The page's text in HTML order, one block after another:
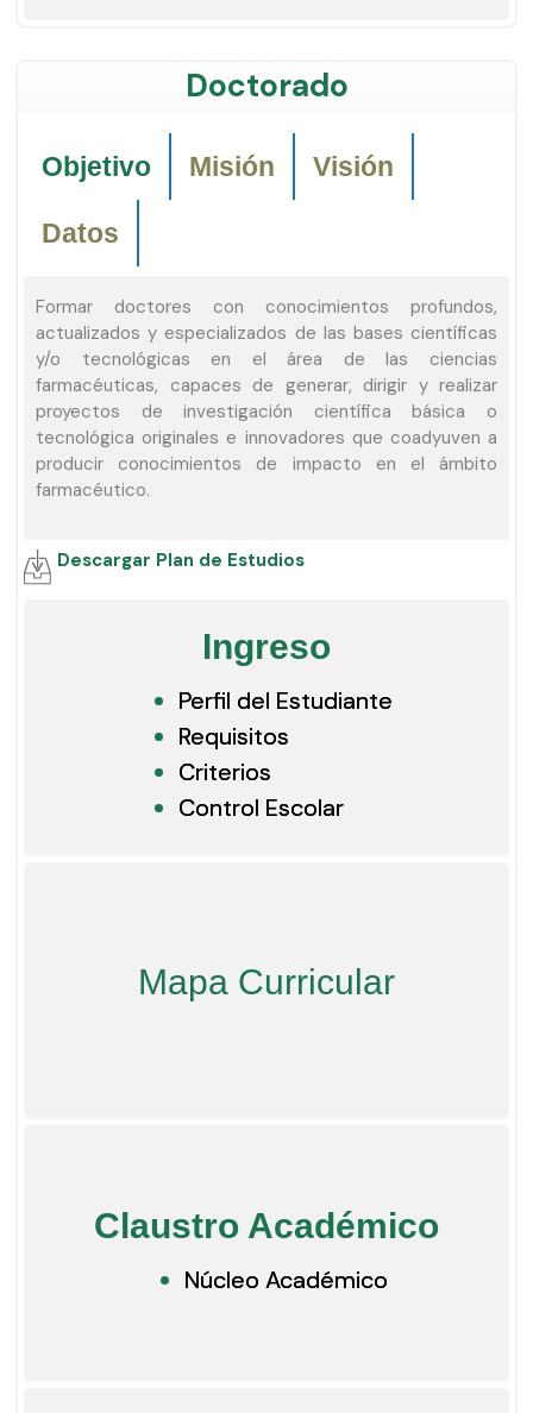
Doctorado
Objetivo Misión Visión
Datos
Formar doctores con conocimientos profundos,
actualizados y especializados de las bases científicas
y/o tecnológicas en el área de las ciencias
farmacéuticas, capaces de generar, dirigir y realizar
proyectos de investigación científica básica o
tecnológica originales e innovadores que coadyuven a
producir conocimientos de impacto en el ámbito
farmacéutico.
Descargar Plan de Estudios
Ingreso
Perfil del Estudiante
Requisitos
Criterios
Control Escolar
Mapa Curricular
Claustro Académico
Núcleo Académico